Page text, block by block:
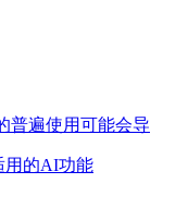
普遍使用可能会导
用的AI功能